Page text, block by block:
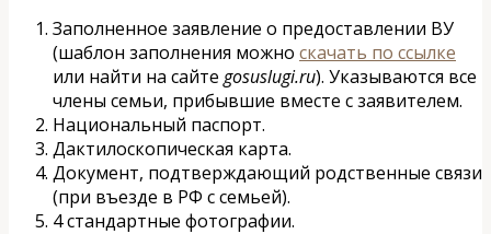
Заполненное заявление о предоставлении ВУ
(шаблон заполнения можно скачать по ссылке
или найти на сайте gosuslugi.ru). Указываются все
члены семьи, прибывшие вместе с заявителем.
Национальный паспорт.
Дактилоскопическая карта.
Документ, подтверждающий родственные связи
(при въезде в РФ с семьей).
4 стандартные фотографии.